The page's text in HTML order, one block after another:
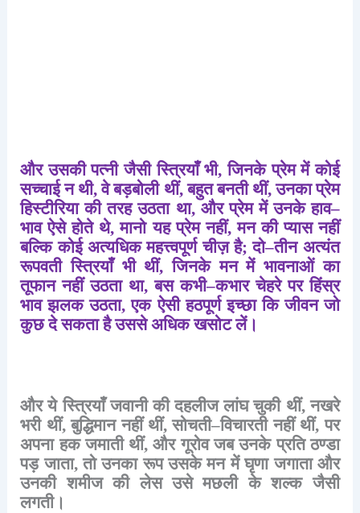
और उसकी पत्नी जैसी स्त्रियाँ भी,जिनके प्रेम में कोई
सच्चाई न थी,वे बड़बोली थीं,बहुत बनती थीं,उनका प्रेम
हिस्टीरिया की तरह उठता था, और प्रेम में उनके हाव–
भाव ऐसे होते थे,मानो यह प्रेम नहीं,मन की प्यास नहीं
बल्कि कोई अत्यधिक महत्त्वपूर्ण चीज़ है;दो–तीन अत्यंत
रूपवती स्त्रियाँ भी थीं,जिनके मन में भावनाओं का
तूफान नहीं उठता था,बस कभी–कभार चेहरे पर हिंस्र
भाव झलक उठता,एक ऐसी हठपूर्ण इच्छा कि जीवन जो
कुछ दे सकता है उससे अधिक खसोट लें।
और ये स्त्रियाँ जवानी की दहलीज लांघ चुकी थीं,नखरे
भरी थीं,बुद्धिमान नहीं थीं,सोचती–विचारती नहीं थीं,पर
अपना हक जमाती थीं,और गूरोव जब उनके प्रति ठण्डा
पड़ जाता,तो उनका रूप उसके मन में घृणा जगाता और
उनकी शमीज की लेस उसे मछली के शल्क जैसी
लगती।